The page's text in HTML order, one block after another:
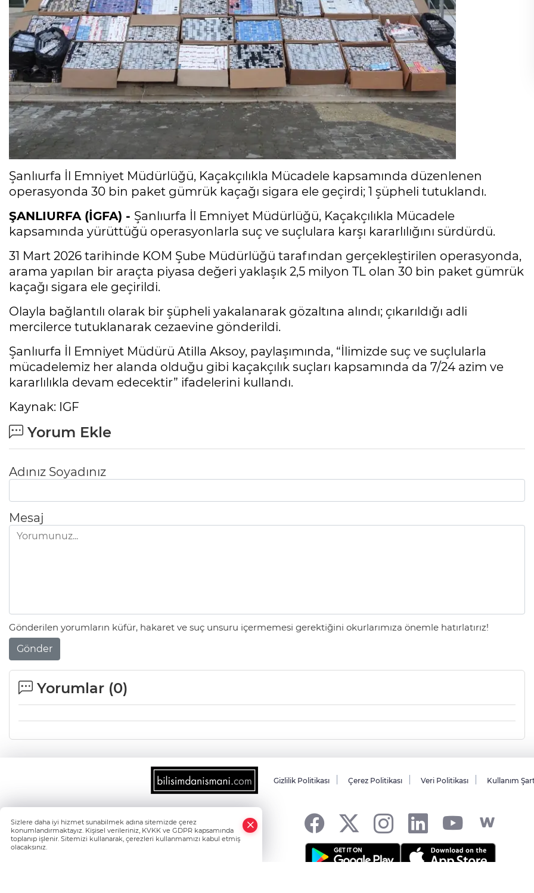
Şanlıurfa İl Emniyet Müdürlüğü, Kaçakçılıkla Mücadele kapsamında düzenlenen
operasyonda 30 bin paket gümrük kaçağı sigara ele geçirdi; 1 şüpheli tutuklandı.
ŞANLIURFA (İGFA) - Şanlıurfa İl Emniyet Müdürlüğü, Kaçakçılıkla Mücadele
kapsamında yürüttüğü operasyonlarla suç ve suçlulara karşı kararlılığını sürdürdü.
31 Mart 2026 tarihinde KOM Şube Müdürlüğü tarafından gerçekleştirilen operasyonda,
arama yapılan bir araçta piyasa değeri yaklaşık 2,5 milyon TL olan 30 bin paket gümrük
kaçağı sigara ele geçirildi.
Olayla bağlantılı olarak bir şüpheli yakalanarak gözaltına alındı; çıkarıldığı adli
mercilerce tutuklanarak cezaevine gönderildi.
Şanlıurfa İl Emniyet Müdürü Atilla Aksoy, paylaşımında, “İlimizde suç ve suçlularla
mücadelemiz her alanda olduğu gibi kaçakçılık suçları kapsamında da 7/24 azim ve
kararlılıkla devam edecektir” ifadelerini kullandı.
Kaynak: IGF
Yorum Ekle
Adınız Soyadınız
Mesaj
Gönderilen yorumların küfür, hakaret ve suç unsuru içermemesi gerektiğini okurlarımıza önemle hatırlatırız!
Gönder
Yorumlar (0)
Gizlilik Politikası Çerez Politikası Veri Politikası Kullanım
Sizlere daha iyi hizmet sunabilmek adına sitemizde çerez
konumlandırmaktayız. Kişisel verileriniz, KVKK ve GDPR kapsamında
toplanıp işlenir. Sitemizi kullanarak, çerezleri kullanmamızı kabul etmiş
olacaksınız.
Whatsapp